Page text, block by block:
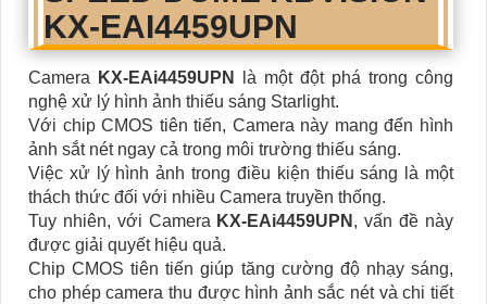
KX-EAI4459UPN
Camera KX-EAi4459UPN
là một đột phá trong công
nghệ xử lý hình ảnh thiếu sáng Starlight.
Với chip CMOS tiên tiến, Camera này mang đến hình
ảnh sắt nét ngay cả trong môi trường thiếu sáng.
Việc xử lý hình ảnh trong điều kiện thiếu sáng là một
thách thức đối với nhiều Camera truyền thống.
Tuy nhiên, với Camera KX-EAi4459UPN , vấn đề này
được giải quyết hiệu quả.
Chip CMOS tiên tiến giúp tăng cường độ nhạy sáng,
cho phép camera thu được hình ảnh sắc nét và chi tiết